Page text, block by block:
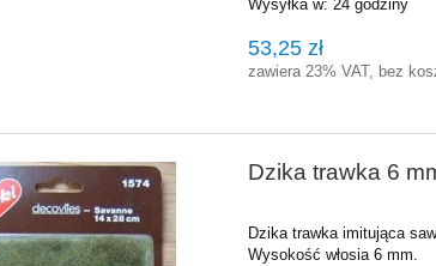
Wysyłka w: 24 godziny
53,25 zł
zawiera 23% VAT, bez
Dzika trawka 6
Dzika trawka imitująca
Wysokość włosia 6 mm.